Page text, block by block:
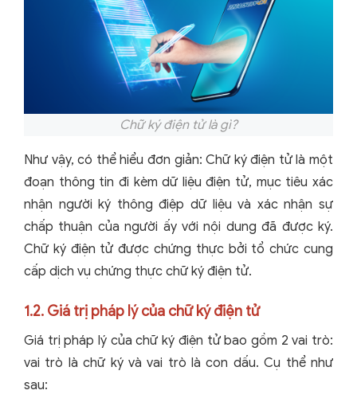
Chữ ký điện tử là gì?
Như vậy, có thể hiểu đơn giản: Chữ ký điện tử là một
đoạn thông tin đi kèm dữ liệu điện tử, mục tiêu xác
nhận người ký thông điệp dữ liệu và xác nhận sự
chấp thuận của người ấy với nội dung đã được ký.
Chữ ký điện tử được chứng thực bởi tổ chức cung
cấp dịch vụ chứng thực chữ ký điện tử.
1.2. Giá trị pháp lý của chữ ký điện tử
Giá trị pháp lý của chữ ký điện tử bao gồm 2 vai trò:
vai trò là chữ ký và vai trò là con dấu. Cụ thể như
sau: